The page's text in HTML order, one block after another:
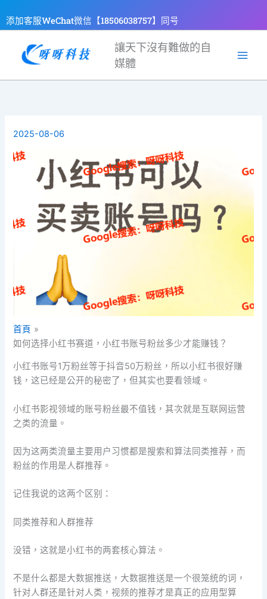
至
容
添加客服WeChat微信【18506038757】同号
讓天下沒有難做的自
媒體
2025-08-06
首頁
如何选择小红书赛道，小红书账号粉丝多少才能赚钱？
小红书账号1万粉丝等于抖音50万粉丝，所以小红书很好赚
钱，这已经是公开的秘密了，但其实也要看领域。
小红书影视领域的账号粉丝最不值钱，其次就是互联网运营
之类的流量。
因为这两类流量主要用户习惯都是搜索和算法同类推荐，而
粉丝的作用是人群推荐。
记住我说的这两个区别：
同类推荐和人群推荐
没错，这就是小红书的两套核心算法。
不是什么都是大数据推送，大数据推送是一个很笼统的词，
针对人群还是针对人类，视频的推荐才是真正的应用型算